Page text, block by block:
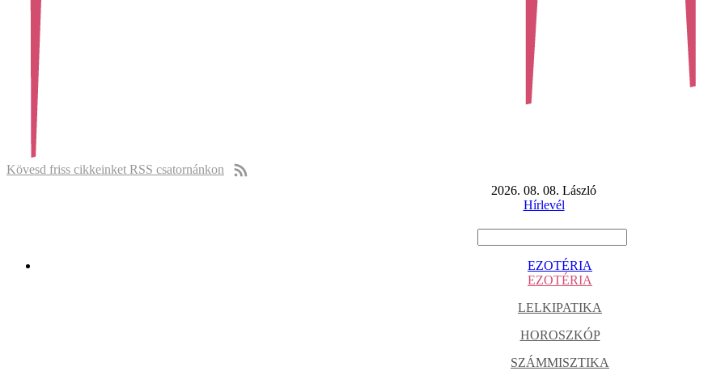
Kövesd friss cikkeinket RSS csatornánkon
2026. 08. 08. László
Hírlevél
EZOTÉRIA
EZOTÉRIA
LELKIPATIKA
HOROSZKÓP
SZÁMMISZTIKA